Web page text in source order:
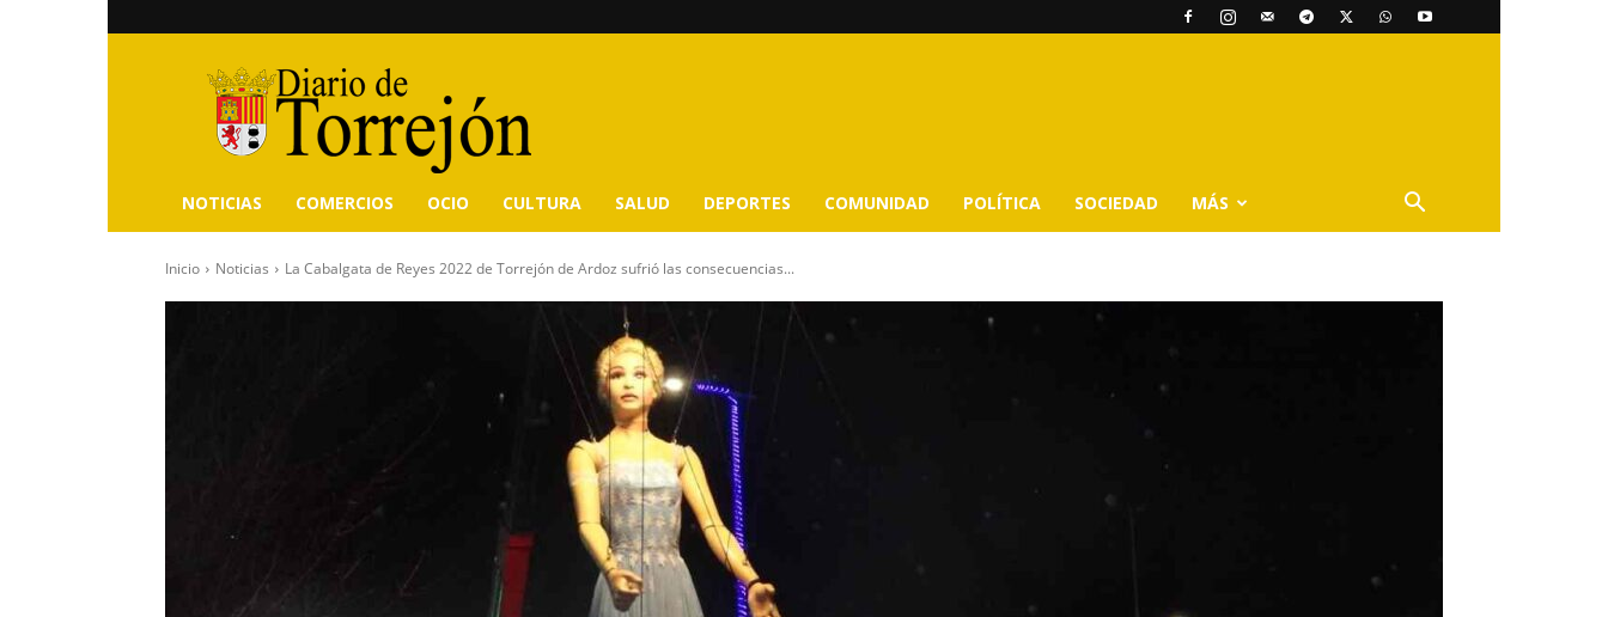
Diario
de
Torrejón
NOTICIAS COMERCIOS OCIO CULTURA SALUD DEPORTES COMUNIDAD POLÍTICA SOCIEDAD MÁS
Inicio Noticias La Cabalgata de Reyes 2022 de Torrejón de Ardoz sufrió las consecuencias...